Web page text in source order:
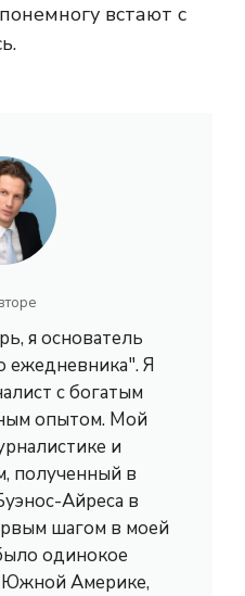
встают с
я основатель
ежедневника". Я
с богатым
опытом. Мой
и
полученный в
Айреса в
шагом в моей
одинокое
Южной Америке,